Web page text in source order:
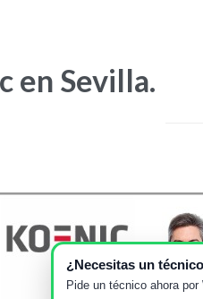
en Sevilla.
¿Necesitas un
Pide un técnico ahora por